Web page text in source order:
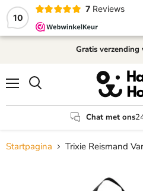
10
7 Reviews
Gratis verzending
Chat met ons
Startpagina Trixie Reismand